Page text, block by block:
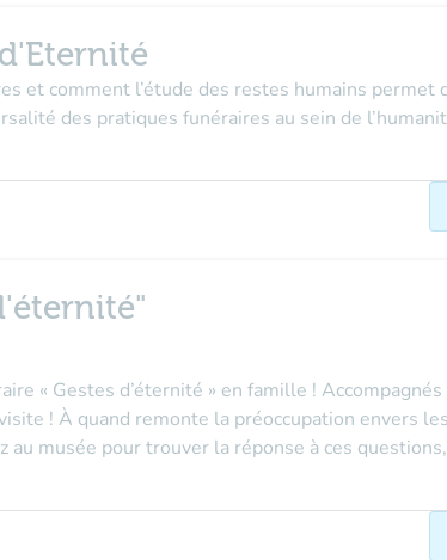
et comment l’étude des restes humains
des pratiques funéraires au sein de
« Gestes d’éternité » en famille !
! À quand remonte la préoccupation envers
musée pour trouver la réponse à ces